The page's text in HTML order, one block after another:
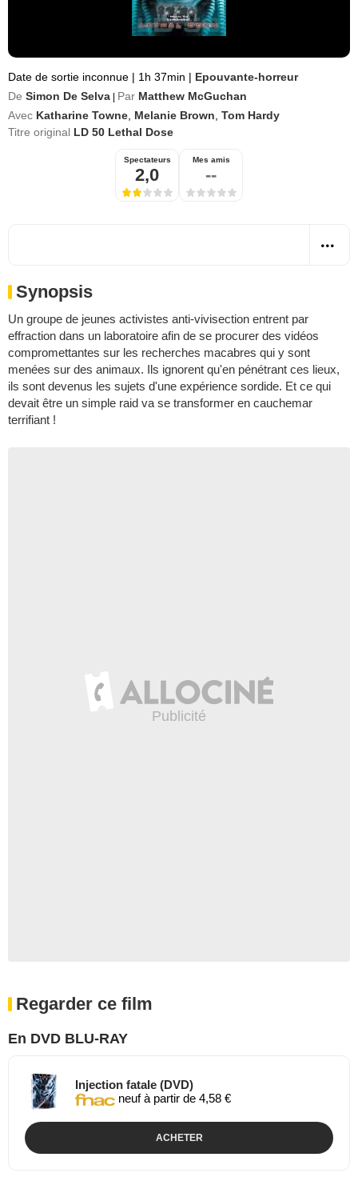
Date de sortie inconnue | 1h 37min | Epouvante-horreur
De Simon De Selva Par Matthew McGuchan
Avec Katharine Towne Melanie Brown Tom Hardy
Titre original LD 50 Lethal Dose
Spectateurs
2,0
Mes amis
--
Synopsis
Un groupe de jeunes activistes anti-vivisection entrent par
effraction dans un laboratoire afin de se procurer des vidéos
compromettantes sur les recherches macabres qui y sont
menées sur des animaux. Ils ignorent qu'en pénétrant ces lieux,
ils sont devenus les sujets d'une expérience sordide. Et ce qui
devait être un simple raid va se transformer en cauchemar
terrifiant !
Regarder ce film
En DVD BLU-RAY
Injection fatale (DVD)
neuf à partir de 4,58 €
ACHETER